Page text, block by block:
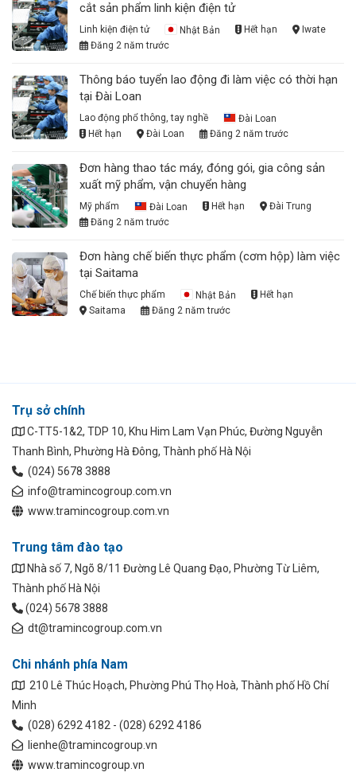
cắt sản phẩm linh kiện điện tử
Linh kiện điện tử Nhật Bản Hết hạn
Iwate
Đăng 2 năm trước
Thông báo tuyển lao động đi làm việc có thời hạn
tại Đài Loan
Lao động phổ thông, tay nghề
Đài Loan
Hết hạn
Đài Loan Đăng 2 năm trước
Đơn hàng thao tác máy, đóng gói, gia công sản
xuất mỹ phẩm, vận chuyển hàng
Mỹ phẩm Đài Loan Hết hạn
Đài Trung
Đăng 2 năm trước
Đơn hàng chế biến thực phẩm (cơm hộp) làm việc
tại Saitama
Chế biến thực phẩm Nhật Bản
Hết hạn
Saitama
Đăng 2 năm trước
Trụ sở chính
C-TT5-1&2, TDP 10, Khu Him Lam Vạn Phúc, Đường Nguyễn
Thanh Bình, Phường Hà Đông, Thành phố Hà Nội
(024) 5678 3888
info@tramincogroup.com.vn
www.tramincogroup.com.vn
Trung tâm đào tạo
Nhà số 7, Ngõ 8/11 Đường Lê Quang Đạo, Phường Từ Liêm,
Thành phố Hà Nội
(024) 5678 3888
dt@tramincogroup.com.vn
Chi nhánh phía Nam
210 Lê Thúc Hoạch, Phường Phú Thọ Hoà, Thành phố Hồ Chí
Minh
(028) 6292 4182 - (028) 6292 4186
lienhe@tramincogroup.vn
www.tramincogroup.vn